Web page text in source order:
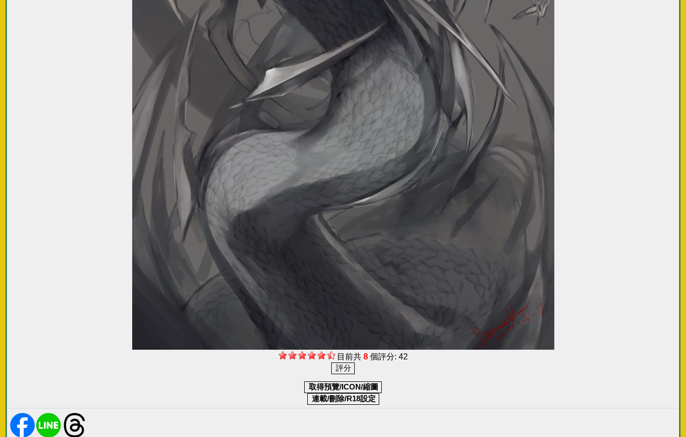
目前共 8個評分: 42